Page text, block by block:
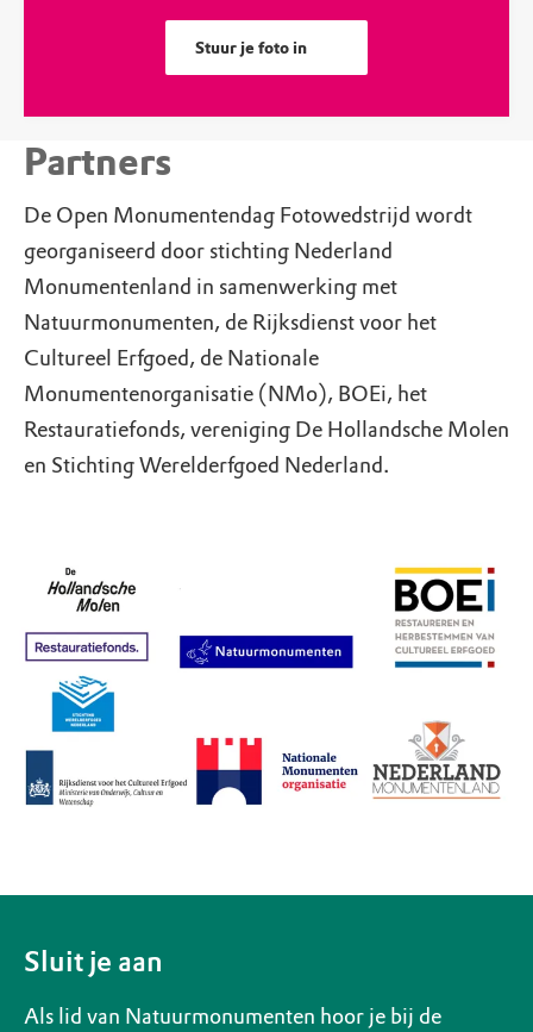
Stuur je foto in
Partners
De Open Monumentendag Fotowedstrijd wordt
georganiseerd door stichting Nederland
Monumentenland in samenwerking met
Natuurmonumenten, de Rijksdienst voor het
Cultureel Erfgoed, de Nationale
Monumentenorganisatie (NMo), BOEi, het
Restauratiefonds, vereniging De Hollandsche Molen
en Stichting Werelderfgoed Nederland.
Sluit je aan
Als lid van Natuurmonumenten hoor je bij de